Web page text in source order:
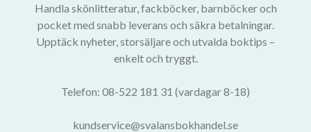
Handla skönlitteratur, fackböcker, barnböcker och
pocket med snabb leverans och säkra betalningar.
Upptäck nyheter, storsäljare och utvalda boktips –
enkelt och tryggt.
Telefon: 08-522 181 31 (vardagar 8-18)
kundservice@svalansbokhandel.se